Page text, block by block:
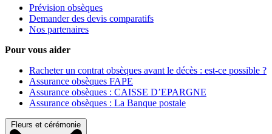
Prévision obsèques
Demander des devis comparatifs
Nos partenaires
Pour vous aider
Racheter un contrat obsèques avant le décès : est-ce possible ?
Assurance obsèques FAPE
Assurance obsèques : CAISSE D’EPARGNE
Assurance obsèques : La Banque postale
Fleurs et cérémonie